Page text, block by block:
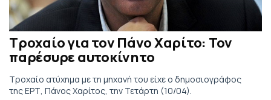
Τροχαίο για τον Πάνο Χαρίτο: Τον
παρέσυρε αυτοκίνητο
Τροχαίο ατύχημα με τη μηχανή του είχε ο δημοσιογράφος
της ΕΡΤ, Πάνος Χαρίτος, την Τετάρτη (10/04).